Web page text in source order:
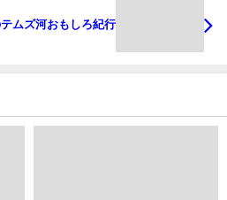
ムズ河おもしろ紀行